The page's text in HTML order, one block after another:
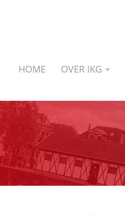
HOME OVER IKG